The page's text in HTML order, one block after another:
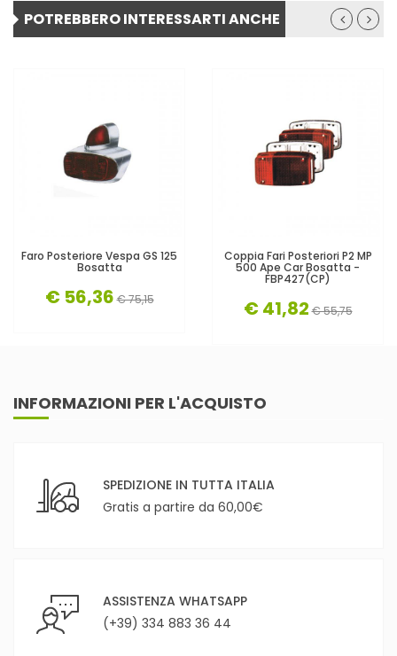
POTREBBERO INTERESSARTI ANCHE
Faro Posteriore Vespa GS 125
Bosatta
€ 56,36 € 75,15
Coppia Fari Posteriori P2 MP
500 Ape Car Bosatta -
FBP427(CP)
€ 41,82 € 55,75
INFORMAZIONI PER L'ACQUISTO
SPEDIZIONE IN TUTTA ITALIA
Gratis a partire da 60,00€
ASSISTENZA WHATSAPP
(+39) 334 883 36 44